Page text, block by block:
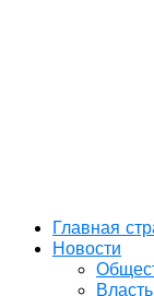
Главная
Новости
Власть